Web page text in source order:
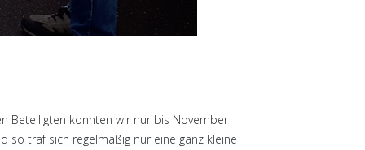
Beteiligten konnten wir nur bis November
so traf sich regelmäßig nur eine ganz kleine